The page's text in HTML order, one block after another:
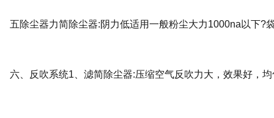
五除尘器力简除尘器:阴力低适用一般粉尘大力1000na以下
六、反吹系统1、滤简除尘器:压缩空气反吹力大，效果好，